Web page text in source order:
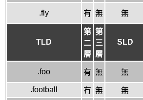
.fly 有 無 無
TLD
第
二
層
第
三
層
SLD
.foo 有 無 無
.football
有 無 無